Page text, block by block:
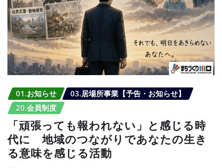
01.お知らせ
03.居場所事業【予告・お知らせ】
20.会員制度
「頑張っても報われない」と感じる時
代に 地域のつながりであなたの生き
る意味を感じる活動